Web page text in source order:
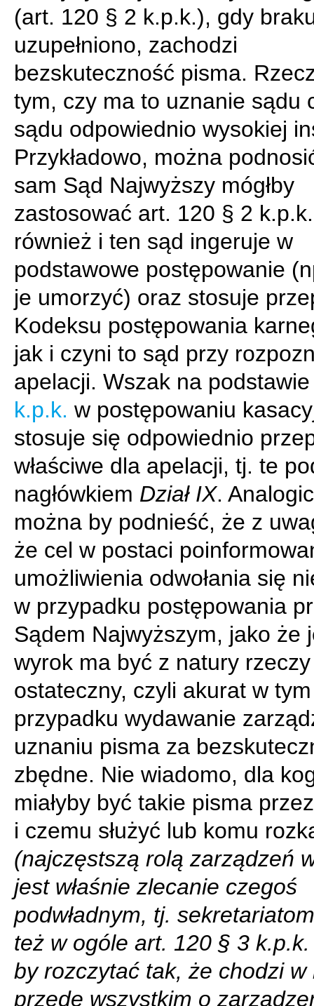
(art. 120 § 2 k.p.k.), gdy
uzupełniono, zachodzi
bezskuteczność pisma.
tym, czy ma to uznanie sądu
sądu odpowiednio wysokiej
Przykładowo, można
sam Sąd Najwyższy mógłby
zastosować art. 120 § 2
również i ten sąd ingeruje w
podstawowe postępowanie
je umorzyć) oraz stosuje
Kodeksu postępowania
jak i czyni to sąd przy
apelacji. Wszak na
k.p.k. w postępowaniu
stosuje się odpowiednio
właściwe dla apelacji, tj. te
nagłówkiem Dział IX.
można by podnieść, że z
że cel w postaci
umożliwienia odwołania się
w przypadku postępowania
Sądem Najwyższym, jako że
wyrok ma być z natury rzeczy
ostateczny, czyli akurat w tym
przypadku wydawanie
uznaniu pisma za
zbędne. Nie wiadomo, dla
miałyby być takie pisma
i czemu służyć lub komu
(najczęstszą rolą zarządzeń
jest właśnie zlecanie czegoś
podwładnym, tj.
też w ogóle art. 120 § 3
by rozczytać tak, że chodzi w
przede wszystkim o